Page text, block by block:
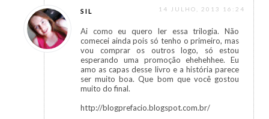
SIL 14 JULHO, 2013 16:24
Ai como eu quero ler essa trilogia. Não
comecei ainda pois só tenho o primeiro, mas
vou comprar os outros logo, só estou
esperando uma promoção ehehehhee. Eu
amo as capas desse livro e a história parece
ser muito boa. Que bom que você gostou
muito do final.
http://blogprefacio.blogspot.com.br/